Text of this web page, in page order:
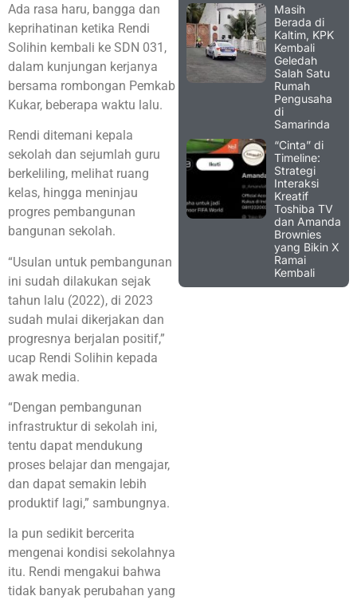
Ada rasa haru, bangga dan
keprihatinan ketika Rendi
Solihin kembali ke SDN 031,
dalam kunjungan kerjanya
bersama rombongan Pemkab
Kukar, beberapa waktu lalu.
Rendi ditemani kepala
sekolah dan sejumlah guru
berkeliling, melihat ruang
kelas, hingga meninjau
progres pembangunan
bangunan sekolah.
“Usulan untuk pembangunan
ini sudah dilakukan sejak
tahun lalu (2022), di 2023
sudah mulai dikerjakan dan
progresnya berjalan positif,”
ucap Rendi Solihin kepada
awak media.
“Dengan pembangunan
infrastruktur di sekolah ini,
tentu dapat mendukung
proses belajar dan mengajar,
dan dapat semakin lebih
produktif lagi,” sambungnya.
Ia pun sedikit bercerita
mengenai kondisi sekolahnya
itu. Rendi mengakui bahwa
tidak banyak perubahan yang
Masih
Berada di
Kaltim, KPK
Kembali
Geledah
Salah Satu
Rumah
Pengusaha
di
Samarinda
“Cinta” di
Timeline:
Strategi
Interaksi
Kreatif
Toshiba TV
dan Amanda
Brownies
yang Bikin X
Ramai
Kembali